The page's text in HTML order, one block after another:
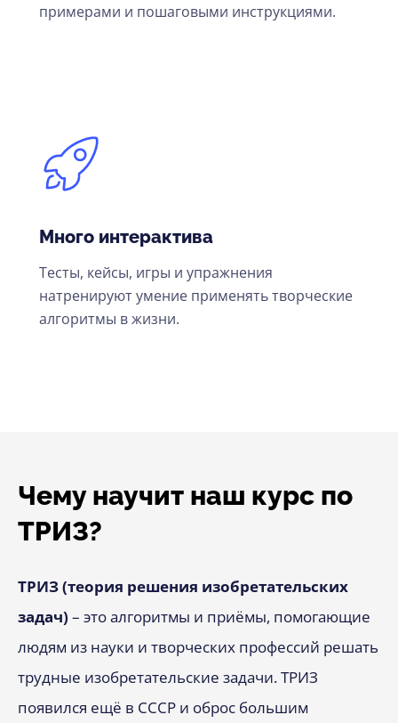
примерами и пошаговыми инструкциями.
Много интерактива
Тесты, кейсы, игры и упражнения
натренируют умение применять творческие
алгоритмы в жизни.
Чему научит наш курс по
ТРИЗ?
ТРИЗ (теория решения изобретательских
задач) – это алгоритмы и приёмы, помогающие
людям из науки и творческих профессий решать
трудные изобретательские задачи. ТРИЗ
появился ещё в СССР и оброс большим